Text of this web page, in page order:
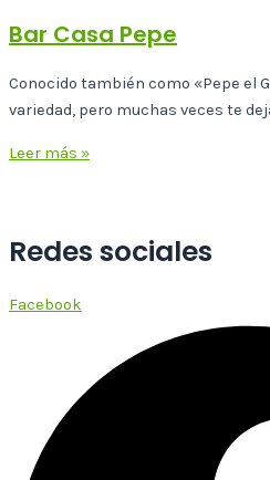
Bar Casa Pepe
Conocido también como «Pepe el
variedad, pero muchas veces te
Leer más »
Redes sociales
Facebook